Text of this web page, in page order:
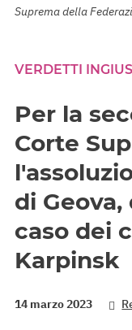
Suprema della
VERDETTI
Per la
Corte
di
caso dei
Karpinsk
14 marzo 2023